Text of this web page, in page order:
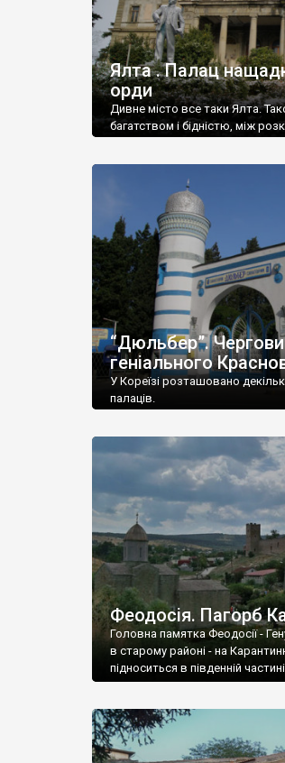
Ялта . Палац
орди
Дивне місто все таки Ялта.
багатством і бідністю, між
“Дюльбер”.
геніального
У Кореїзі розташовано
палаців.
Феодосія. Пагорб
Головна памятка Феодосії -
в старому районі - на
підноситься в південній